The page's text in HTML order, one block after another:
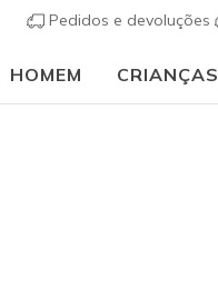
Pedidos e devoluções
HOMEM CRIANÇAS